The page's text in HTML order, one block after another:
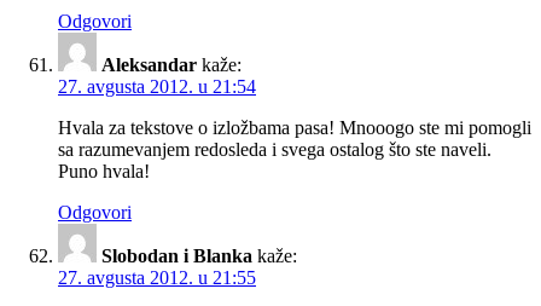
Odgovori
Aleksandar kaže:
27. avgusta 2012. u 21:54
Hvala za tekstove o izložbama pasa! Mnooogo ste mi pomogli
sa razumevanjem redosleda i svega ostalog što ste naveli.
Puno hvala!
Odgovori
Slobodan i Blanka kaže:
27. avgusta 2012. u 21:55